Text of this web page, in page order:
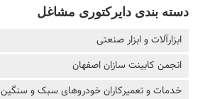
دسته بندی دایرکتوری مشاغل
ابزارآلات و ابزار صنعتی
انجمن کابینت سازان اصفهان
خدمات و تعمیرکاران خودروهای سبک و سنگین